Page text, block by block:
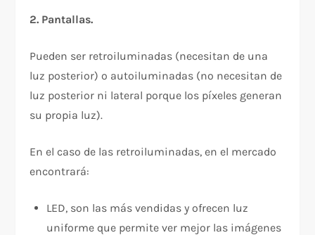
2. Pantallas.
Pueden ser retroiluminadas (necesitan de una
luz posterior) o autoiluminadas (no necesitan de
luz posterior ni lateral porque los píxeles generan
su propia luz).
En el caso de las retroiluminadas, en el mercado
encontrará:
LED, son las más vendidas y ofrecen luz
uniforme que permite ver mejor las imágenes